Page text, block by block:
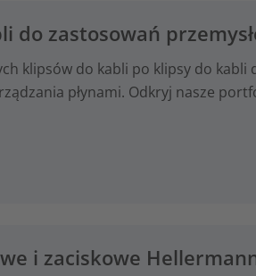
do zastosowań
klipsów do kabli po klipsy do kabli
płynami. Odkryj nasze
i zaciskowe